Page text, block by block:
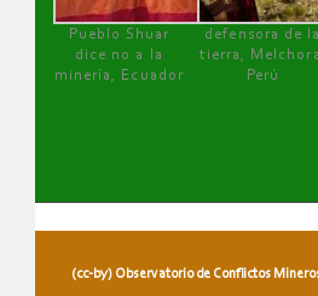
Pueblo Shuar
dice no a la
minería, Ecuador
defensora de la
tierra, Melchora,
Perú
(cc-by) Observatorio de Conflictos